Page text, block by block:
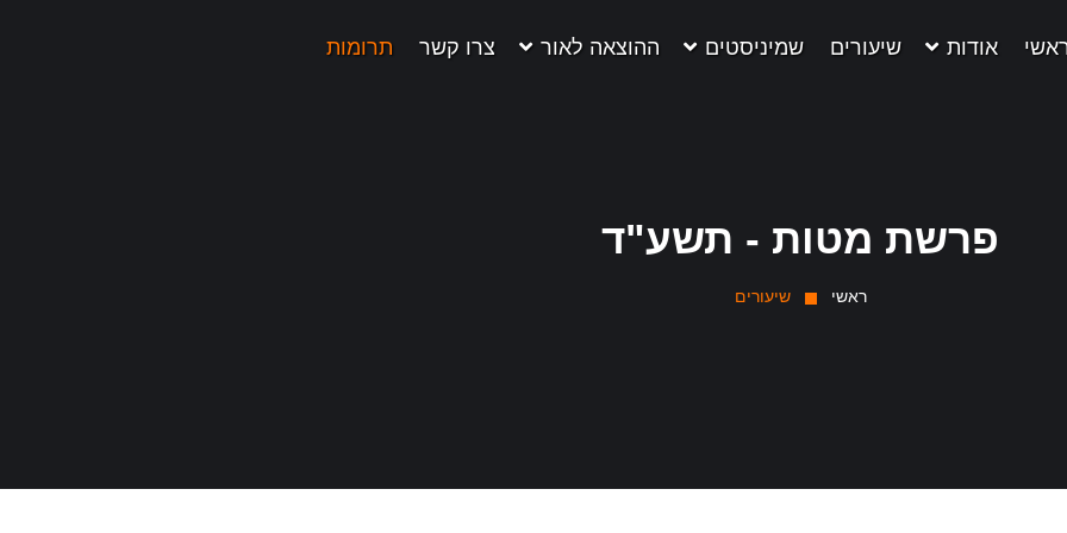
אודות שיעורים שמיניסטים ההוצאה לאור צרו קשר תרומות
פרשת מטות - תשע"ד
ראשי שיעורים